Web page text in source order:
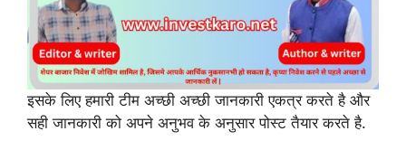
इसके लिए हमारी टीम अच्छी अच्छी जानकारी एकत्र करते है और
सही जानकारी को अपने अनुभव के अनुसार पोस्ट तैयार करते है.